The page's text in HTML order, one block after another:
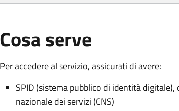
Cosa serve
Per accedere al servizio, assicurati di avere:
SPID (sistema pubblico di identità
nazionale dei servizi (CNS)